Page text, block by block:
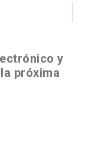
y
próxima